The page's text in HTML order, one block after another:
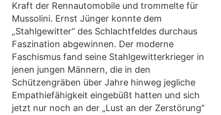
Kraft der Rennautomobile und trommelte für
Mussolini. Ernst Jünger konnte dem
„Stahlgewitter“ des Schlachtfeldes durchaus
Faszination abgewinnen. Der moderne
Faschismus fand seine Stahlgewitterkrieger in
jenen jungen Männern, die in den
Schützengräben über Jahre hinweg jegliche
Empathiefähigkeit eingebüßt hatten und sich
jetzt nur noch an der „Lust an der Zerstörung“